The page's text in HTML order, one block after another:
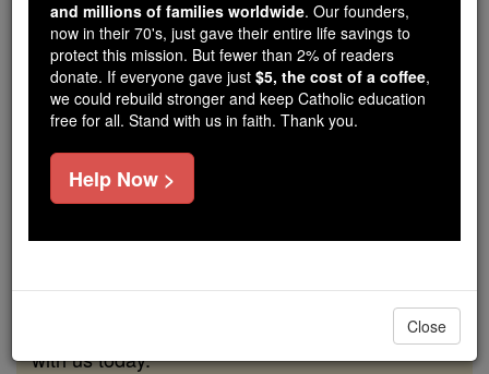
Students Are Being Formed in the
Faith
Because of generous supporters like you,
Catholic Online School has already delivered
free, faithful Catholic education to over 2.2
million students across 193 countries. In an age
of noise and algorithms, you are helping form
souls with truth, prayer, Scripture, and Christ.
If everyone who reads this gave just $5 — the
families and keep this life-changing formation
free for all. Be Courageous. Be Catholic. Stand
with us today.
and millions of families worldwide. Our founders,
now in their 70's, just gave their entire life savings to
protect this mission. But fewer than 2% of readers
donate. If everyone gave just $5, the cost of a coffee,
we could rebuild stronger and keep Catholic education
free for all. Stand with us in faith. Thank you.
Help Now >
Close